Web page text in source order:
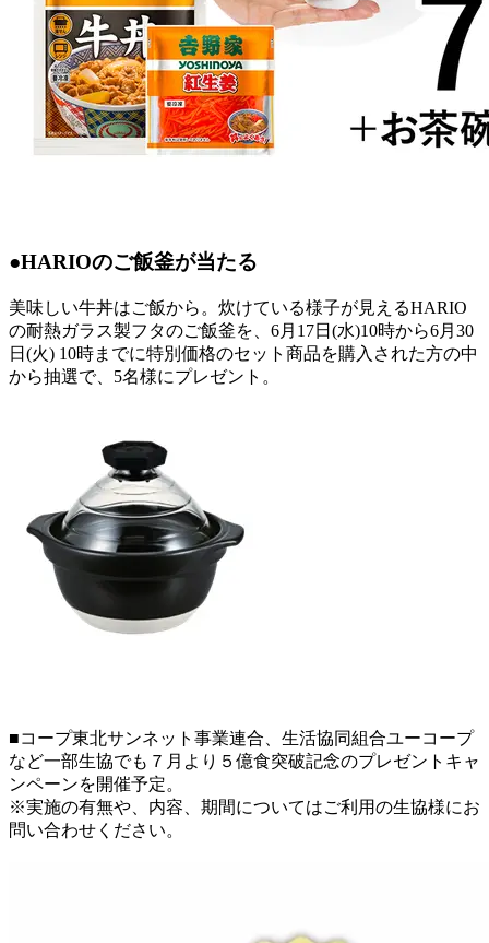
●HARIOのご飯釜が当たる
美味しい牛丼はご飯から。炊けている様子が見えるHARIO
の耐熱ガラス製フタのご飯釜を、6月17日(水)10時から6月30
日(火) 10時までに特別価格のセット商品を購入された方の中
から抽選で、5名様にプレゼント。
■コープ東北サンネット事業連合、生活協同組合ユーコープ
など一部生協でも７月より５億食突破記念のプレゼントキャ
ンペーンを開催予定。
※実施の有無や、内容、期間についてはご利用の生協様にお
問い合わせください。